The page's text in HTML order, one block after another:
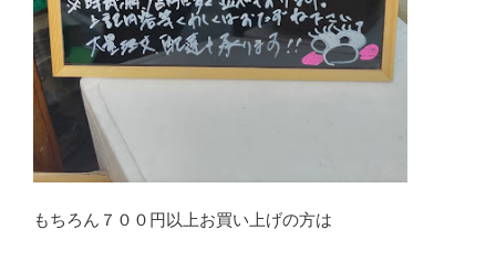
もちろん７００円以上お買い上げの方は